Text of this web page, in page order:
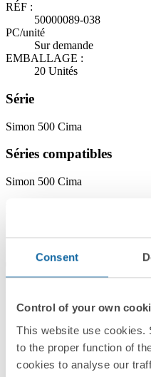
Consent
Control of your own
This website use cookies.
to the proper function of
cookies to analyse our
RÉF :
50000089-038
PC/unité
Sur demande
EMBALLAGE :
20 Unités
Série
Simon 500 Cima
Séries compatibles
Simon 500 Cima
Sélectionné :Graphite